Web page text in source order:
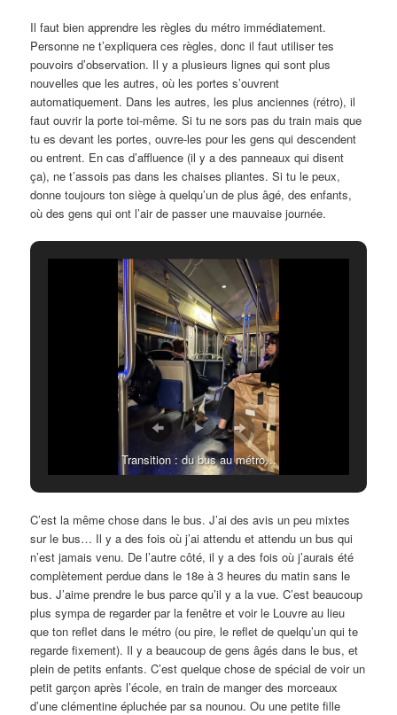
Il faut bien apprendre les règles du métro immédiatement.
Personne ne t’expliquera ces règles, donc il faut utiliser tes
pouvoirs d’observation. Il y a plusieurs lignes qui sont plus
nouvelles que les autres, où les portes s’ouvrent
automatiquement. Dans les autres, les plus anciennes (rétro), il
faut ouvrir la porte toi-même. Si tu ne sors pas du train mais que
tu es devant les portes, ouvre-les pour les gens qui descendent
ou entrent. En cas d’affluence (il y a des panneaux qui disent
ça), ne t’assois pas dans les chaises pliantes. Si tu le peux,
donne toujours ton siège à quelqu’un de plus âgé, des enfants,
où des gens qui ont l’air de passer une mauvaise journée.
Transition : du bus au métro…
C’est la même chose dans le bus. J’ai des avis un peu mixtes
sur le bus… Il y a des fois où j’ai attendu et attendu un bus qui
n’est jamais venu. De l’autre côté, il y a des fois où j’aurais été
complètement perdue dans le 18e à 3 heures du matin sans le
bus. J’aime prendre le bus parce qu’il y a la vue. C’est beaucoup
plus sympa de regarder par la fenêtre et voir le Louvre au lieu
que ton reflet dans le métro (ou pire, le reflet de quelqu’un qui te
regarde fixement). Il y a beaucoup de gens âgés dans le bus, et
plein de petits enfants. C’est quelque chose de spécial de voir un
petit garçon après l’école, en train de manger des morceaux
d’une clémentine épluchée par sa nounou. Ou une petite fille